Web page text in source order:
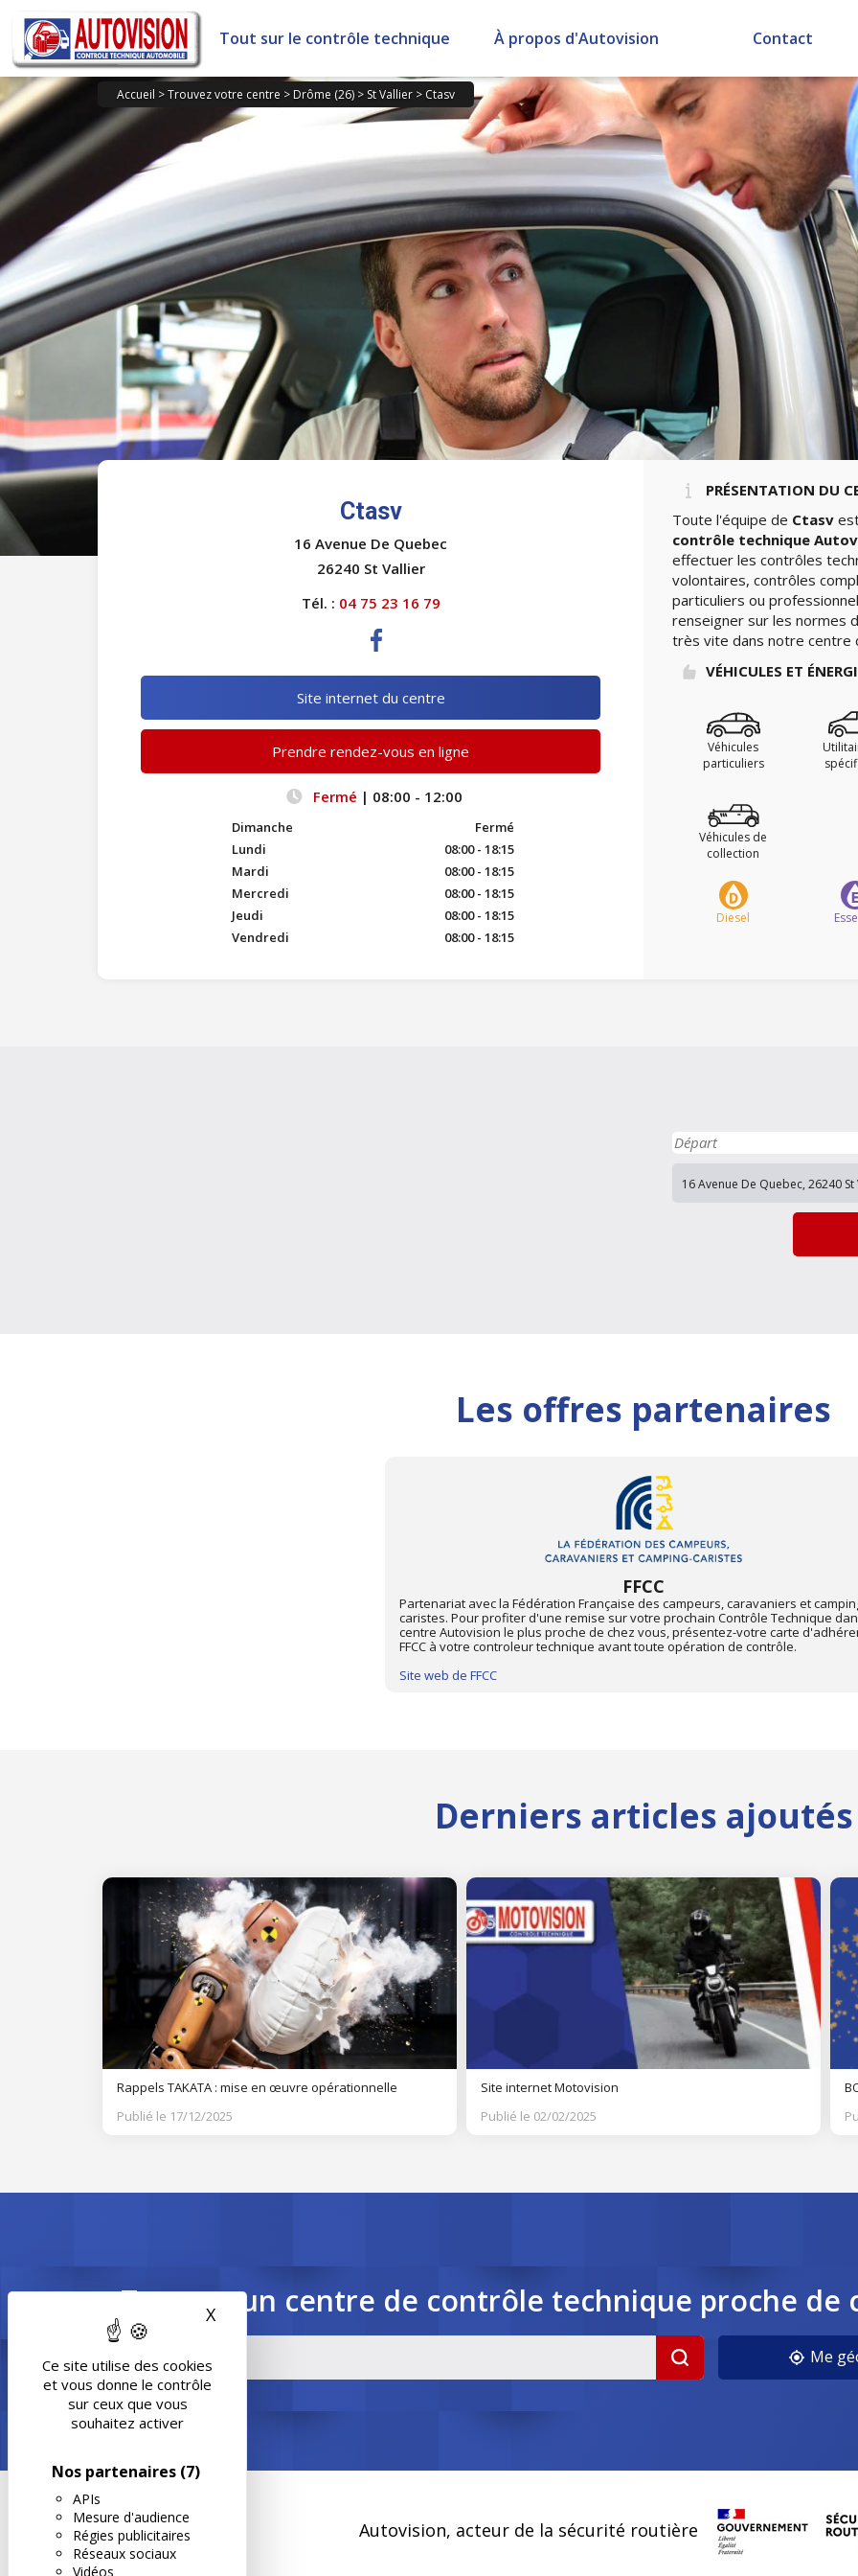
Panneau de gestion des cookies
Ce site utilise des cookies
et vous donne le contrôle
sur ceux que vous
souhaitez activer
Nos partenaires (7)
APIs
Mesure d'audience
Régies publicitaires
Réseaux sociaux
Vidéos
X Masquer le bandeau des cookies
Tout sur le contrôle technique À propos d'Autovision Contact
Accueil >Trouvez votre centre > Drôme (26) > St Vallier > Ctasv
Ctasv
16 Avenue De Quebec
26240 St Vallier
Tél. : 04 75 23 16 79
Site internet du centre
Prendre rendez-vous en ligne
Fermé | 08:00 - 12:00
Dimanche
Fermé
Lundi
08:00 - 18:15
Mardi
08:00 - 18:15
Mercredi
08:00 - 18:15
Jeudi
08:00 - 18:15
Vendredi
08:00 - 18:15
PRÉSENTATION DU
Toute l'équipe de Ctasv
contrôle technique
effectuer les contrôles
volontaires, contrôles
particuliers ou
renseigner sur les normes
très vite dans notre centre
VÉHICULES ET
Véhicules
particuliers
Véhicules de
collection
Diesel
Les offres partenaires
FFCC
Partenariat avec la Fédération Française des campeurs, caravaniers et
caristes. Pour profiter d'une remise sur votre prochain Contrôle Technique
centre Autovision le plus proche de chez vous, présentez-votre carte
FFCC à votre controleur technique avant toute opération de contrôle.
Site web de FFCC
Derniers articles ajoutés
Rappels TAKATA : mise en œuvre opérationnelle
Publié le 17/12/2025
Site internet Motovision
Publié le 02/02/2025
Trouvez un centre de contrôle technique proche de
Me
Autovision, acteur de la sécurité routière